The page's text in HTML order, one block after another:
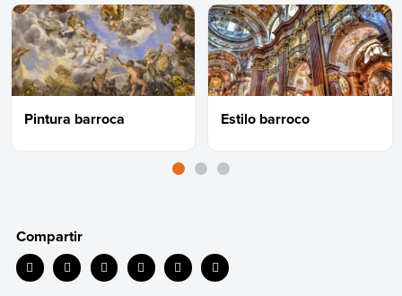
Pintura barroca Estilo barroco
Compartir